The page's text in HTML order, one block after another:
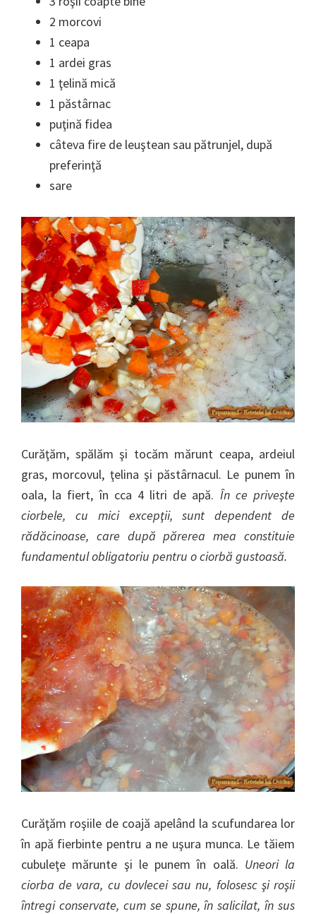
2 morcovi
1 ceapa
1 ardei gras
1 ţelină mică
1 păstârnac
puţină fidea
câteva fire de leuştean sau pătrunjel, după
preferinţă
sare
Curăţăm, spălăm şi tocăm mărunt ceapa, ardeiul
gras, morcovul, ţelina şi păstârnacul. Le punem în
oala, la fiert, în cca 4 litri de apă. În ce priveşte
ciorbele, cu mici excepţii, sunt dependent de
rădăcinoase, care după părerea mea constituie
fundamentul obligatoriu pentru o ciorbă gustoasă.
Curăţăm roşiile de coajă apelând la scufundarea lor
în apă fierbinte pentru a ne uşura munca. Le tăiem
cubuleţe mărunte şi le punem în oală. Uneori la
ciorba de vara, cu dovlecei sau nu, folosesc şi roşii
întregi conservate, cum se spune, în salicilat, în sus